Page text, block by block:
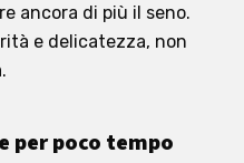
ancora di più il seno.
e delicatezza, non
per poco tempo